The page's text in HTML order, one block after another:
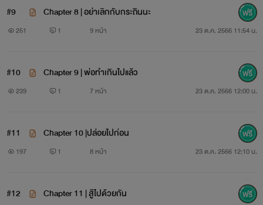
#9 Chapter 8 | อย่าเลิกกับกระถินนะ
251 1 9 หน้า 23 ต.ค. 2566 11:54 น.
#10 Chapter 9 | พ่อทำเกินไปแล้ว
239 1 7 หน้า 23 ต.ค. 2566 12:00 น.
#11 Chapter 10 |ปล่อยไปก่อน
197 1 8 หน้า 23 ต.ค. 2566 12:10 น.
#12 Chapter 11 | สู้ไปด้วยกัน